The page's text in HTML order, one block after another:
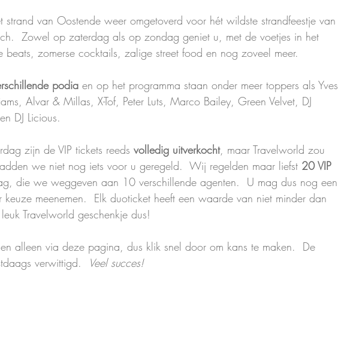
van Oostende weer omgetoverd voor hét wildste strandfeestje van
Zowel op zaterdag als op zondag geniet u, met de voetjes in het
beats, zomerse cocktails, zalige street food en nog zoveel meer.
podia en op het programma staan onder meer toppers als Yves
Alvar & Millas, X-Tof, Peter Luts, Marco Bailey, Green Velvet, DJ
DJ Licious.
zijn de VIP tickets reeds volledig uitverkocht, maar Travelworld zou
we niet nog iets voor u geregeld.  Wij regelden maar liefst 20 VIP
die we weggeven aan 10 verschillende agenten.  U mag dus nog een
meenemen.  Elk duoticket heeft een waarde van niet minder dan
leuk Travelworld geschenkje dus!
alleen via deze pagina, dus klik snel door om kans te maken.  De
verwittigd.
Veel succes!